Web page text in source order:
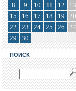
8
9 10 11 12 13
15
16 17 18 19 20
22
23 24 25 26 27
29
30
ПОИСК